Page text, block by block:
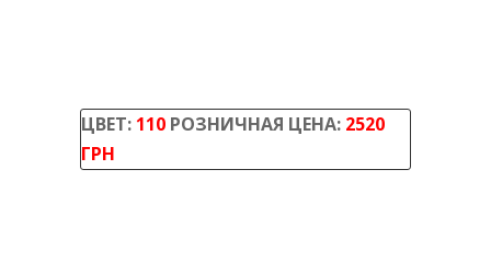
ЦВЕТ: 110РОЗНИЧНАЯ ЦЕНА:2520
ГРН